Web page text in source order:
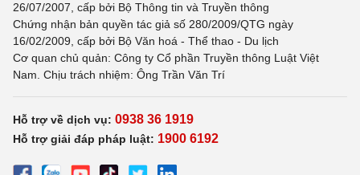
26/07/2007, cấp bởi Bộ Thông tin và Truyền thông
Chứng nhận bản quyền tác giả số 280/2009/QTG ngày
16/02/2009, cấp bởi Bộ Văn hoá - Thể thao - Du lịch
Cơ quan chủ quản: Công ty Cổ phần Truyền thông Luật Việt
Nam. Chịu trách nhiệm: Ông Trần Văn Trí
Hỗ trợ về dịch vụ: 0938 36 1919
Hỗ trợ giải đáp pháp luật: 1900 6192